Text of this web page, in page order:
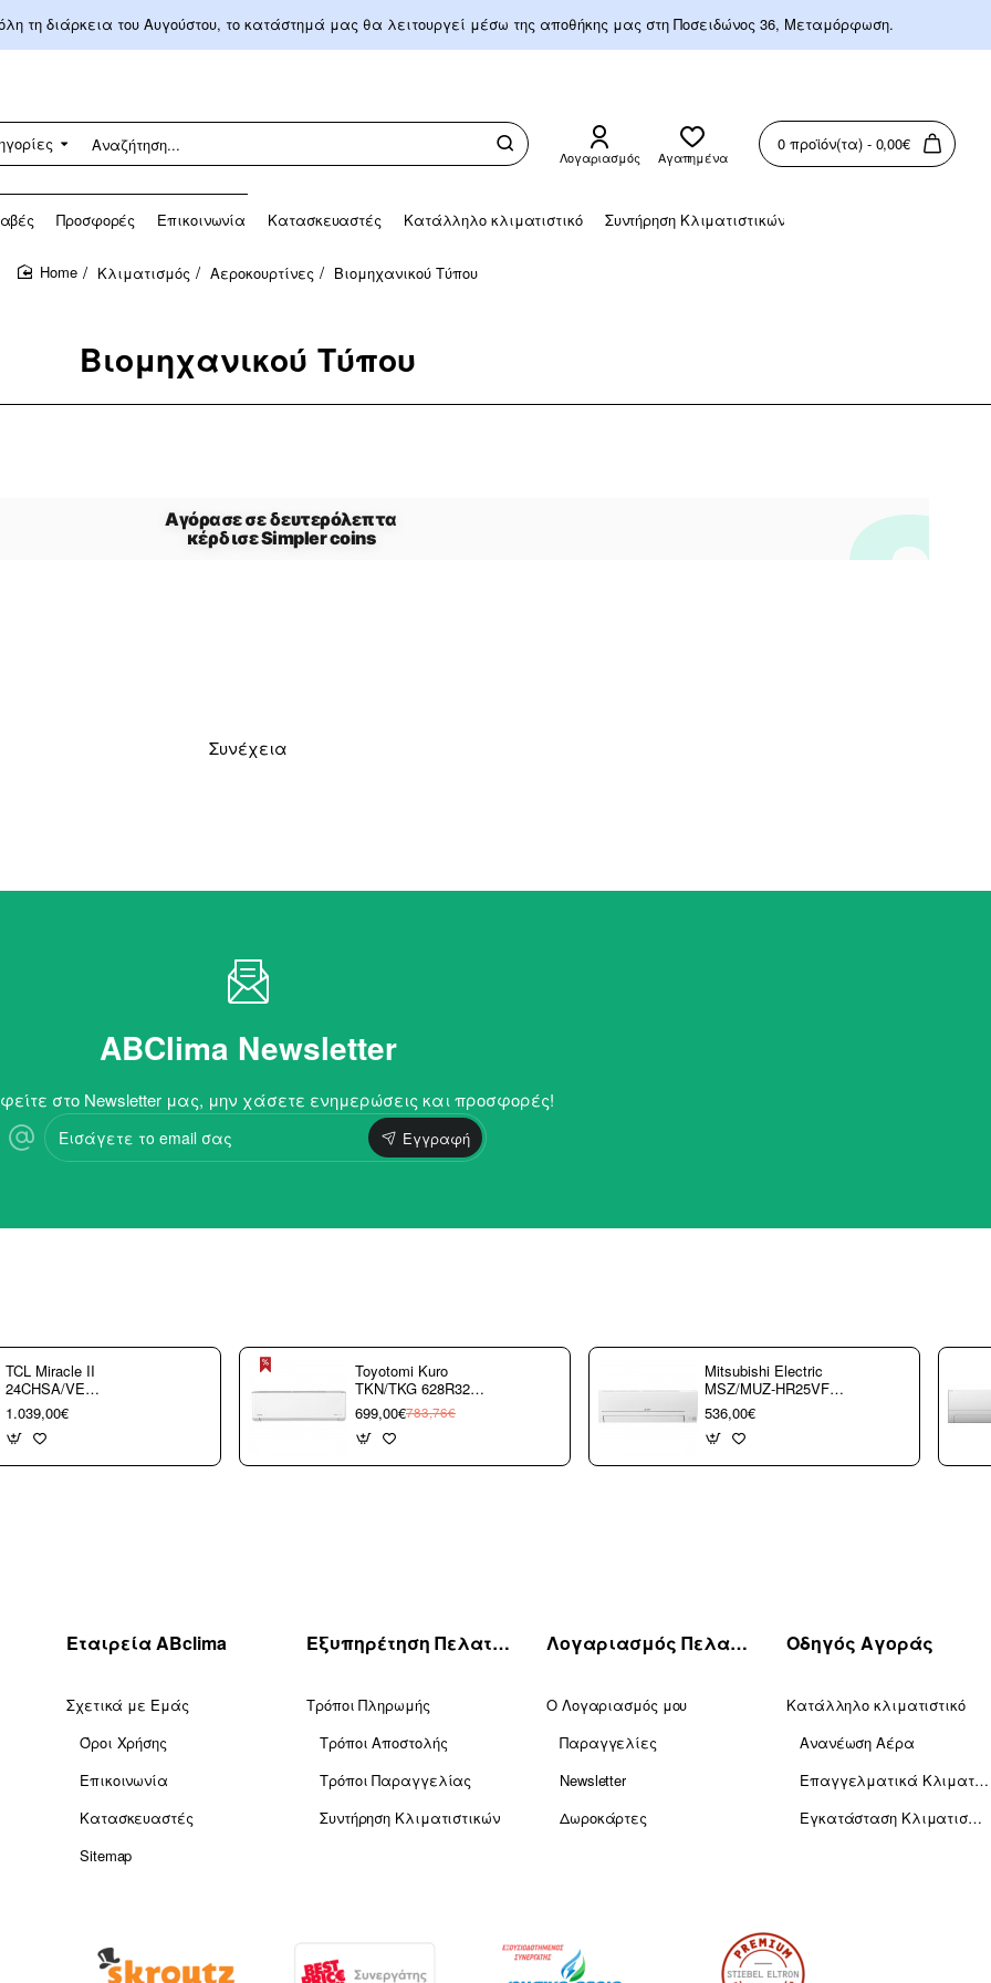
τη διάρκεια του Αυγούστου, το κατάστημά μας θα λειτουργεί μέσω της αποθήκης μας στη Ποσειδώνος 36, Μεταμόρφωση.
Λογαριασμός Αγαπημένα
0 προϊόν(τα) - 0,00€
Προσφορές Επικοινωνία Κατασκευαστές Κατάλληλο κλιματιστικό Συντήρηση Κλιματιστικών
Βιομηχανικού Τύπου
Κλιματισμός Αεροκουρτίνες Βιομηχανικού Τύπου
Συνέχεια
ABClima Newsletter
στο Newsletter μας, μην χάσετε ενημερώσεις και προσφορές!
Εισάγετε
το
email
Εγγραφή
TCL Miracle II
24CHSA/VE
Κλιματιστικό
Τοίχου 24000 btu/h
με WiFi A++/A+++
1.039,00€
Toyotomi Kuro
TKN/TKG 628R32
9.000 btu/h
A+++/A+++ με WiFi
(3 άτοκες δόσεις)
699,00€783,76€
Mitsubishi Electric
MSZ/MUZ-HR25VF
Κλιματιστικό τοίχου
Inventer 9000 btu R32
(3 άτοκες δόσεις)
536,00€
Εταιρεία ABclima
Σχετικά με Εμάς
Όροι Χρήσης
Επικοινωνία
Κατασκευαστές
Sitemap
Εξυπηρέτηση Πελατών
Τρόποι Πληρωμής
Τρόποι Αποστολής
Τρόποι Παραγγελίας
Συντήρηση Κλιματιστικών
Λογαριασμός Πελατών
Ο Λογαριασμός μου
Παραγγελίες
Newsletter
Δωροκάρτες
Οδηγός Αγοράς
Κατάλληλο κλιματιστικό
Ανανέωση Αέρα
Επαγγελματικά Κλιματιστικά
Εγκατάσταση Κλιματισμού